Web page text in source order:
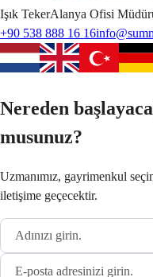
Işık TekerAlanya Ofisi
+90 538 888 16 16
Nereden
musunuz?
Uzmanımız, gayrimenkul
iletişime geçecektir.